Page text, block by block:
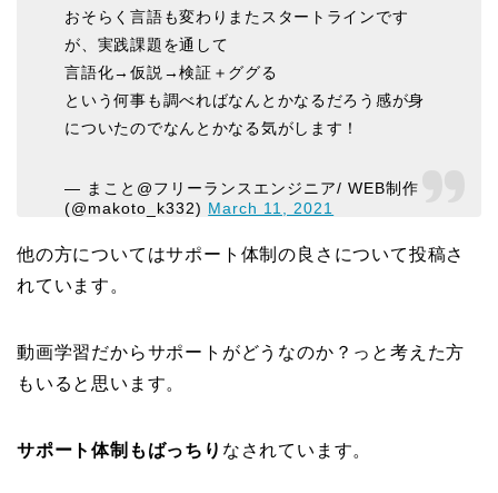
おそらく言語も変わりまたスタートラインです
が、実践課題を通して
言語化→仮説→検証＋ググる
という何事も調べればなんとかなるだろう感が身
についたのでなんとかなる気がします！
— まこと@フリーランスエンジニア/ WEB制作
(@makoto_k332) March 11, 2021
他の方についてはサポート体制の良さについて投稿さ
れています。
動画学習だからサポートがどうなのか？っと考えた方
もいると思います。
サポート体制もばっちり なされています。